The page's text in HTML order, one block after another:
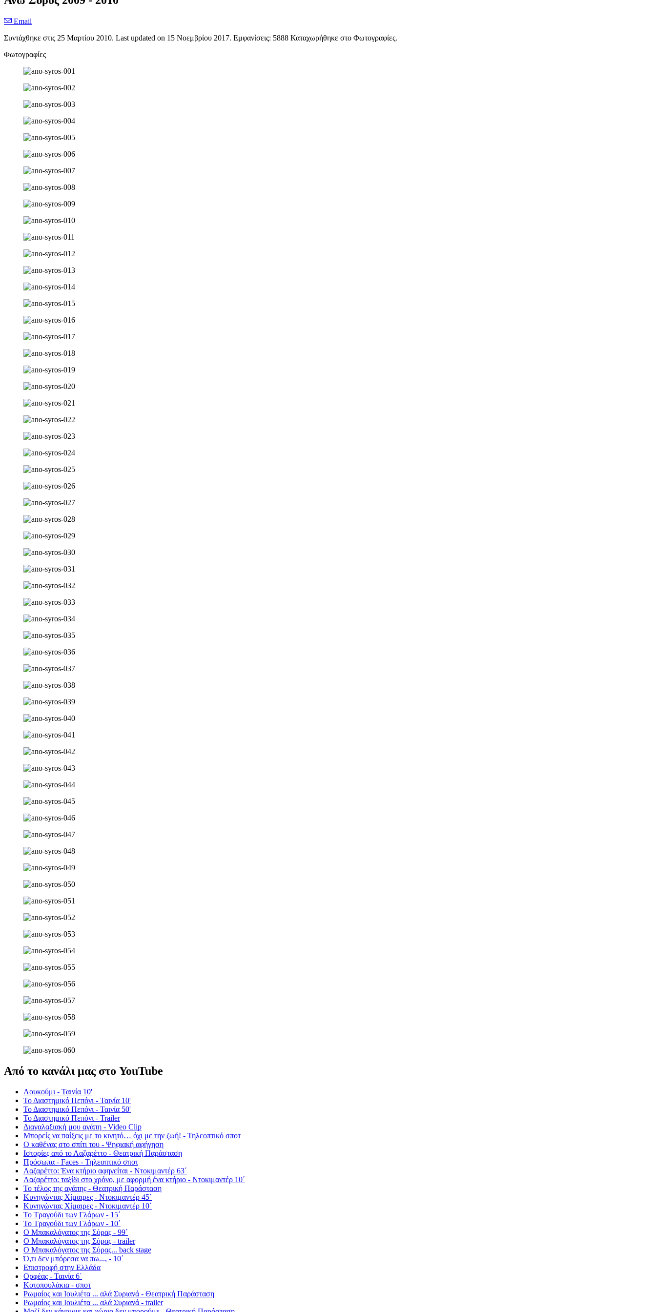
Email
Συντάχθηκε στις 25 Μαρτίου 2010. Last updated on 15 Νοεμβρίου 2017. Εμφανίσεις: 5888 Καταχωρήθηκε στο Φωτογραφίες.
Φωτογραφίες
Από το κανάλι μας στο YouTube
Λουκούμι - Ταινία 10'
Το Διαστημικό Πεπόνι - Ταινία 10'
Το Διαστημικό Πεπόνι - Ταινία 50'
Το Διαστημικό Πεπόνι - Trailer
Διαγαλαξιακή μου αγάπη - Video Clip
Μπορείς να παίξεις με το κινητό… όχι με την ζωή! - Τηλεοπτικό σποτ
Ο καθένας στο σπίτι του - Ψηφιακή αφήγηση
Ιστορίες από το Λαζαρέττο - Θεατρική Παράσταση
Πρόσωπα - Faces - Τηλεοπτικό σποτ
Λαζαρέττο: Ένα κτήριο αφηγείται - Ντοκιμαντέρ 63΄
Λαζαρέττο: ταξίδι στο χρόνο, με αφορμή ένα κτήριο - Ντοκιμαντέρ 10΄
Το τέλος της αγάπης - Θεατρική Παράσταση
Κυνηγώντας Χίμαιρες - Ντοκιμαντέρ 45΄
Κυνηγώντας Χίμαιρες - Ντοκιμαντέρ 10΄
Το Τραγούδι των Γλάρων - 15΄
Το Τραγούδι των Γλάρων - 10΄
Ο Μπακαλόγατος της Σύρας - 99΄
Ο Μπακαλόγατος της Σύρας - trailer
Ο Μπακαλόγατος της Σύρας... back stage
Ό,τι δεν μπόρεσα να πω..., - 10΄
Επιστροφή στην Ελλάδα
Ορφέας - Ταινία 6΄
Κοτοπουλάκια - σποτ
Ρωμαίος και Ιουλιέτα ... αλά Συριανά - Θεατρική Παράσταση
Ρωμαίος και Ιουλιέτα ... αλά Συριανά - trailer